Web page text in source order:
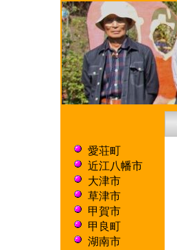
愛荘町
近江八幡市
大津市
草津市
甲賀市
甲良町
湖南市